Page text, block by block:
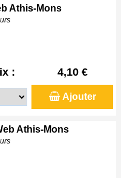
Athis-Mons
: 4,10 €
Ajouter
Athis-Mons